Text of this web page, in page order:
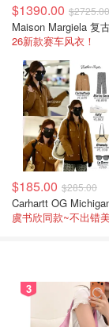
$1390.00 $2725.00
26新款赛车风衣！
$185.00 $285.00
3